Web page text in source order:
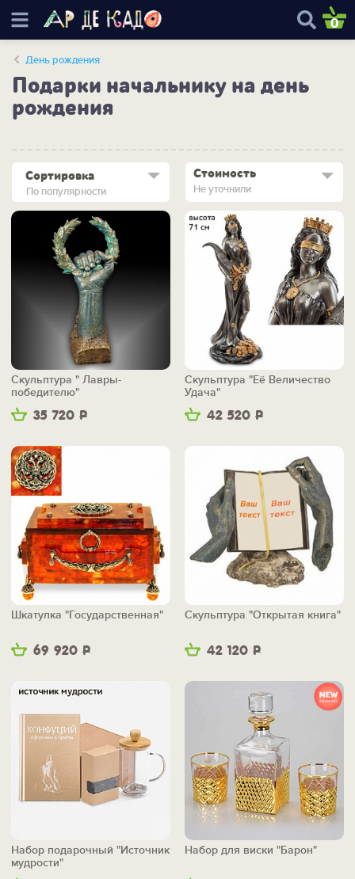
0
День рождения
Подарки начальнику на день
рождения
По популярности
Сортировка Стоимость
Не уточнили
35 720 Р
Скульптура " Лавры-
победителю"
42 520 Р
Скульптура "Её Величество
Удача"
69 920 Р
Шкатулка "Государственная"
42 120 Р
Скульптура "Открытая книга"
Набор подарочный "Источник
мудрости"
Набор для виски "Барон"